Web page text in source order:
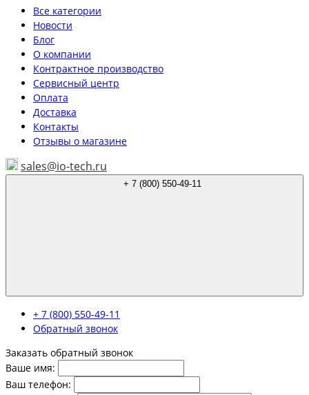
Все категории
Новости
Блог
О компании
Контрактное производство
Сервисный центр
Оплата
Доставка
Контакты
Отзывы о магазине
sales@io-tech.ru
+ 7 (800) 550-49-11
+ 7 (800) 550-49-11
Обратный звонок
Заказать обратный звонок
Ваше имя:
Ваш телефон: